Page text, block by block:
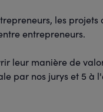
les
entrepreneurs.
leur manière de
par nos jurys et 5